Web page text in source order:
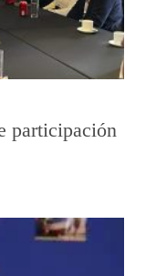
participación